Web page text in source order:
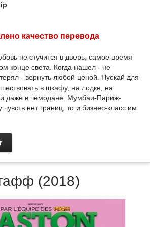
качество перевода
не стучится в дверь, самое время
конце света. Когда нашел - не
- вернуть любой ценой. Пускай для
в шкафу, на лодке, на
даже в чемодане. Мумбаи-Париж-
нет границ, то и бизнес-класс им
(2018)